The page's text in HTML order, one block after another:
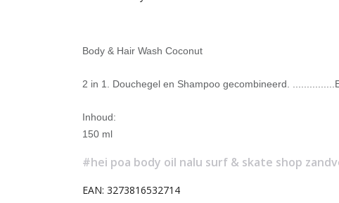
Body & Hair Wash Coconut
2 in 1. Douchegel en Shampoo gecombineerd.
Inhoud:
150 ml
#hei poa body oil nalu surf & skate shop
EAN: 3273816532714